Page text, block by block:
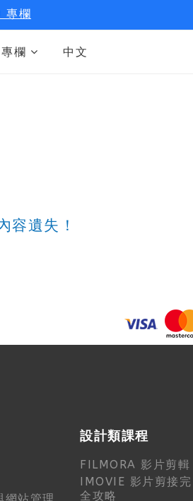
專欄
專欄 中文
容遺失！
設計類課程
FILMORA 影片剪輯
IMOVIE 影片剪接完
全攻略